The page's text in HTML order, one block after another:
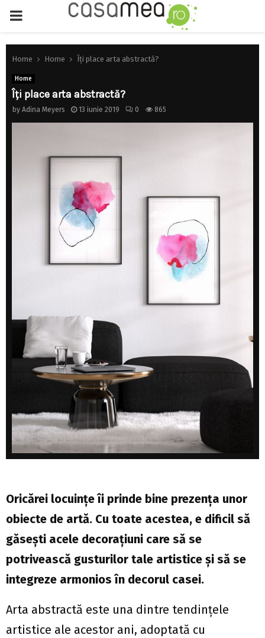
PRIMARY
MENU
Home Home Îți place arta abstractă?
Home
Îți place arta abstractă?
by Adina Meyers 13 iunie 2019 0 865
Oricărei locuințe îi prinde bine prezența unor
obiecte de artă. Cu toate acestea, e dificil să
găsești acele decorațiuni care să se
potrivească gusturilor tale artistice și să se
integreze armonios în decorul casei.
Arta abstractă este una dintre tendințele
artistice ale acestor ani, adoptată cu